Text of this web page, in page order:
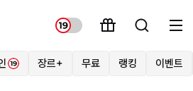
장르+ 무료 랭킹 이벤트